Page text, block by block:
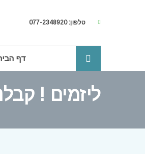
טלפון: 077-2348920
דף
ליזמים ! קבלנים